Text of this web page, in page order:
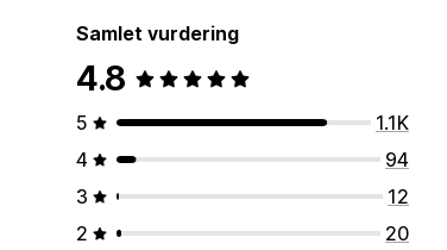
Samlet vurdering
4.8
5
1.1K
4
94
3
12
2
20